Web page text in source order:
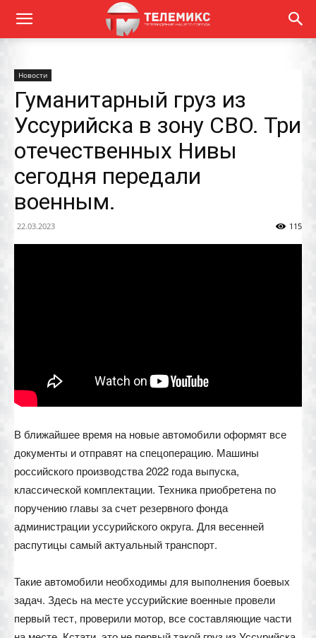
Новости
Гуманитарный груз из
Уссурийска в зону СВО. Три
отечественных Нивы
сегодня передали
военным.
22.03.2023 115
В ближайшее время на новые автомобили оформят все
документы и отправят на спецоперацию. Машины
российского производства 2022 года выпуска,
классической комплектации. Техника приобретена по
поручению главы за счет резервного фонда
администрации уссурийского округа. Для весенней
распутицы самый актуальный транспорт.
Такие автомобили необходимы для выполнения боевых
задач. Здесь на месте уссурийские военные провели
первый тест, проверили мотор, все составляющие части